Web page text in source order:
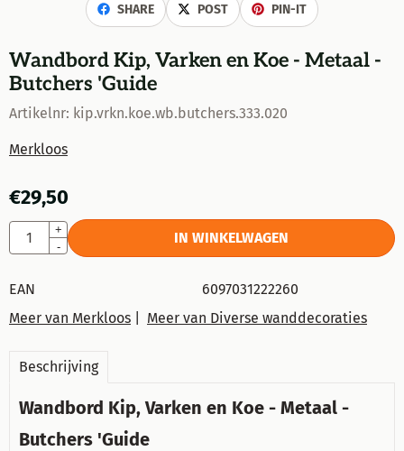
SHARE POST PIN-IT
Wandbord Kip, Varken en Koe - Metaal -
Butchers 'Guide
Artikelnr: kip.vrkn.koe.wb.butchers.333.020
Merkloos
€29,50
Aantal
+
-
IN WINKELWAGEN
EAN
6097031222260
Meer van Merkloos
Meer van Diverse wanddecoraties
Beschrijving
Wandbord Kip, Varken en Koe - Metaal -
Butchers 'Guide